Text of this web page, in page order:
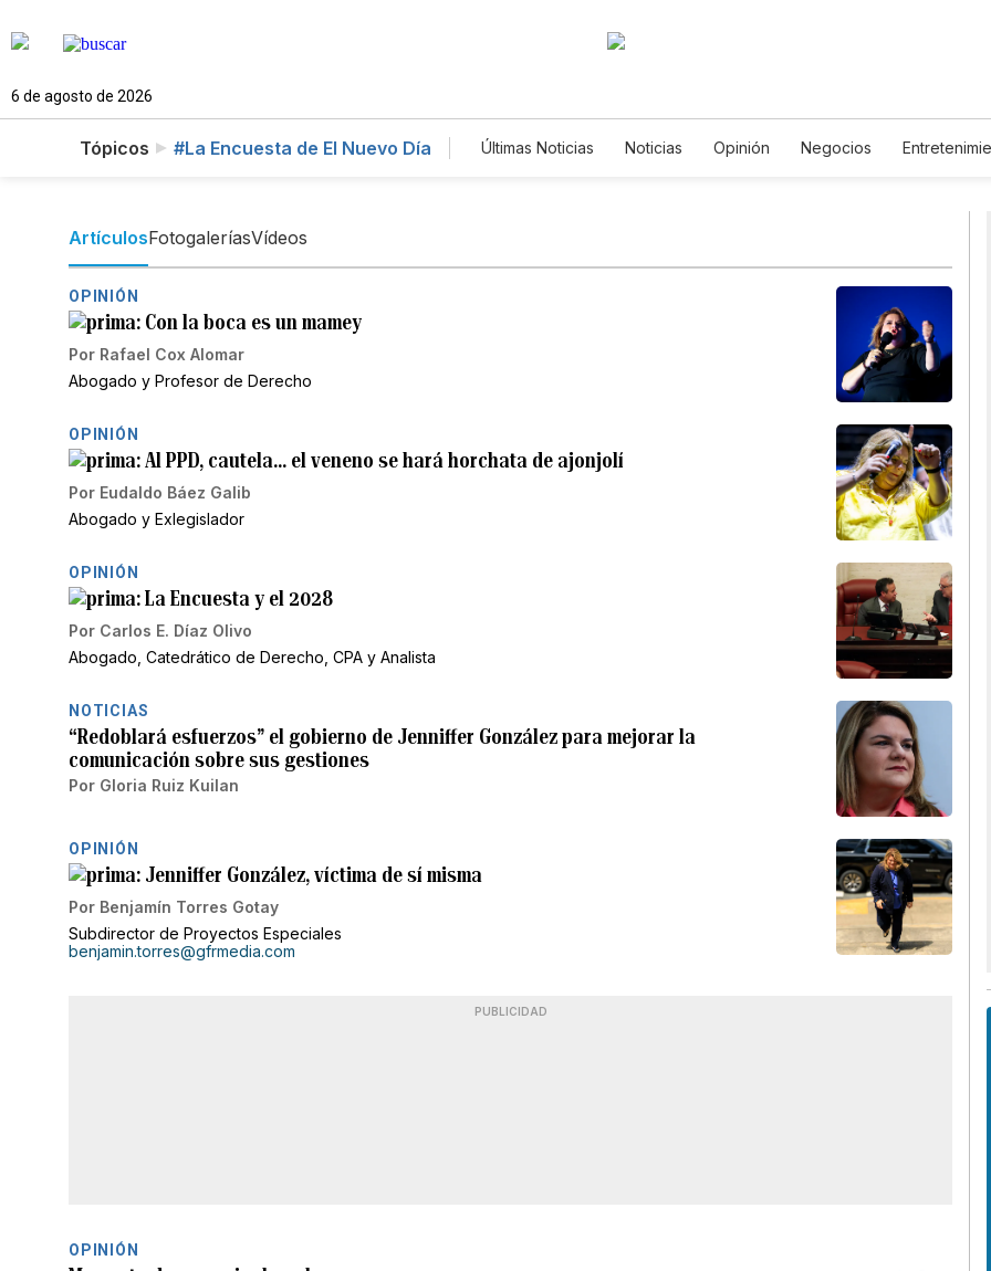
6 de agosto de 2026
Tópicos #La Encuesta de El Nuevo Día Últimas Noticias Noticias Opinión Negocios
ArtículosFotogaleríasVídeos
OPINIÓN
Con la boca es un mamey
Por Rafael Cox Alomar
Abogado y Profesor de Derecho
OPINIÓN
Al PPD, cautela… el veneno se hará horchata de ajonjolí
Por Eudaldo Báez Galib
Abogado y Exlegislador
OPINIÓN
La Encuesta y el 2028
Por Carlos E. Díaz Olivo
Abogado, Catedrático de Derecho, CPA y Analista
NOTICIAS
“Redoblará esfuerzos” el gobierno de Jenniffer González para mejorar la
comunicación sobre sus gestiones
Por Gloria Ruiz Kuilan
OPINIÓN
Jenniffer González, víctima de sí misma
Por Benjamín Torres Gotay
Subdirector de Proyectos Especiales
benjamin.torres@gfrmedia.com
PUBLICIDAD
OPINIÓN